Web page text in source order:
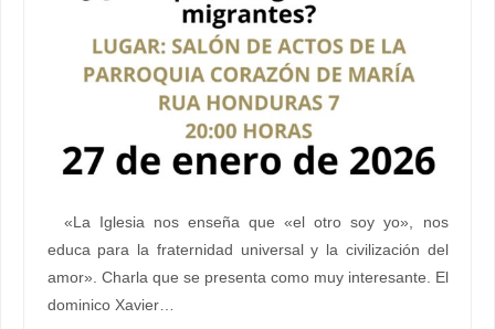
«La Iglesia nos enseña que «el otro soy yo», nos
educa para la fraternidad universal y la civilización del
amor». Charla que se presenta como muy interesante. El
dominico Xavier…